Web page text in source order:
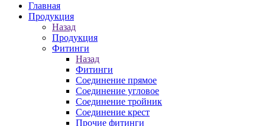
Главная
Продукция
Назад
Продукция
Фитинги
Назад
Фитинги
Соединение прямое
Соединение угловое
Соединение тройник
Соединение крест
Прочие фитинги